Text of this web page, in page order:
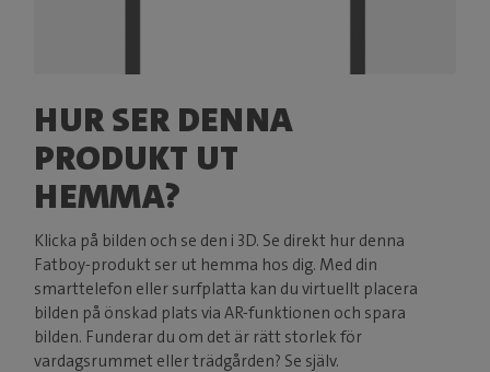
HUR SER DENNA
PRODUKT UT
HEMMA?
Klicka på bilden och se den i 3D. Se direkt hur denna
Fatboy-produkt ser ut hemma hos dig. Med din
smarttelefon eller surfplatta kan du virtuellt placera
bilden på önskad plats via AR-funktionen och spara
bilden. Funderar du om det är rätt storlek för
vardagsrummet eller trädgården? Se själv.